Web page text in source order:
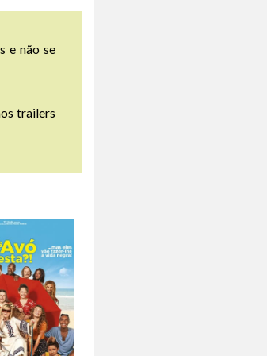
e não se
trailers